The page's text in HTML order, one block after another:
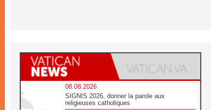
08.08.2026
SIGNIS 2026, donner la parole aux
religieuses catholiques